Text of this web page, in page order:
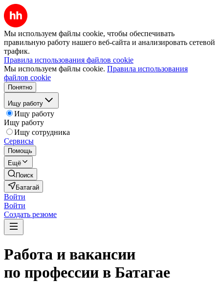
Мы используем файлы cookie, чтобы обеспечивать
правильную работу нашего веб-сайта и анализировать сетевой
трафик.
Правила использования файлов cookie
Мы используем файлы cookie. Правила использования
файлов cookie
Понятно
Ищу работу
Ищу работу
Ищу работу
Ищу сотрудника
Сервисы
Помощь
Ещё
Поиск
Батагай
Войти
Войти
Создать резюме
Работа и вакансии
по профессии в Батагае